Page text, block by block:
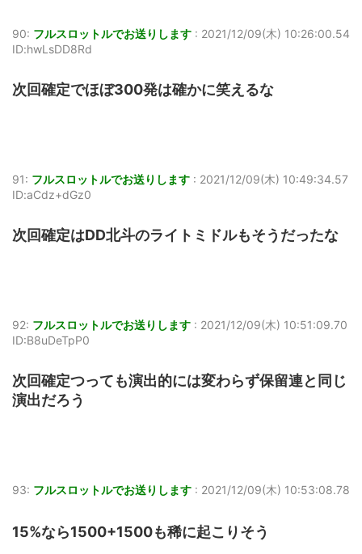
90: フルスロットルでお送りします : 2021/12/09(木) 10:26:00.54
ID:hwLsDD8Rd
次回確定でほぼ300発は確かに笑えるな
91: フルスロットルでお送りします : 2021/12/09(木) 10:49:34.57
ID:aCdz+dGz0
次回確定はDD北斗のライトミドルもそうだったな
92: フルスロットルでお送りします : 2021/12/09(木) 10:51:09.70
ID:B8uDeTpP0
次回確定つっても演出的には変わらず保留連と同じ
演出だろう
93: フルスロットルでお送りします : 2021/12/09(木) 10:53:08.78
15%なら1500+1500も稀に起こりそう